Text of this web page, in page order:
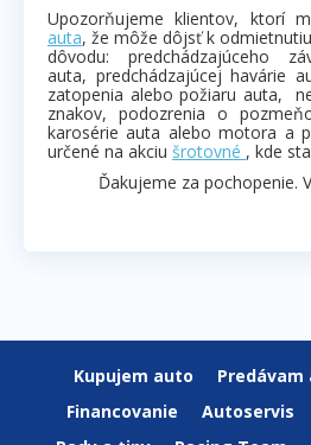
Upozorňujeme klientov, ktorí
auta, že môže dôjsť k odmietnutiu
dôvodu: predchádzajúceho
auta, predchádzajúcej havárie
zatopenia alebo požiaru auta,
znakov, podozrenia o
karosérie auta alebo motora a
určené na akciu šrotovné , kde
Ďakujeme za pochopenie.
Kupujem auto Predávam
Financovanie
Autoservis